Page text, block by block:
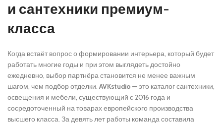
и сантехники премиум-
класса
Когда встаёт вопрос о формировании интерьера, который будет
работать многие годы и при этом выглядеть достойно
ежедневно, выбор партнёра становится не менее важным
шагом, чем подбор отделки. AVKstudio — это каталог сантехники,
освещения и мебели, существующий с 2016 года и
сосредоточенный на товарах европейского производства
высшего класса. За девять лет работы команда составила